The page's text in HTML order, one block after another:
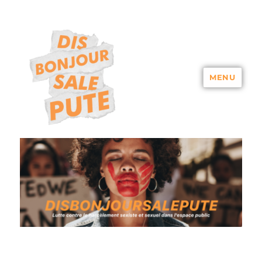
DISBONJOURSALEPUTE
MENU